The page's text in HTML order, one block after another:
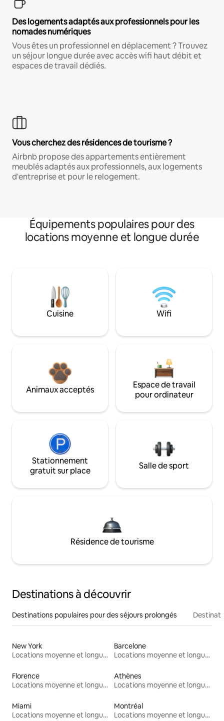
Des logements adaptés aux professionnels pour les
nomades numériques
Vous êtes un professionnel en déplacement ? Trouvez
un séjour longue durée avec accès wifi haut débit et
espaces de travail dédiés.
Vous cherchez des résidences de tourisme ?
Airbnb propose des appartements entièrement
meublés adaptés aux professionnels, aux logements
d'entreprise et pour le relogement.
Équipements populaires pour des
locations moyenne et longue durée
Cuisine Wifi
Animaux acceptés
Espace de travail
pour ordinateur
Stationnement
gratuit sur place
Salle de sport
Résidence de tourisme
Destinations à découvrir
Destinations populaires pour des séjours prolongés
New York
Locations moyenne et longue durée
Barcelone
Locations moyenne et longue durée
Florence
Locations moyenne et longue durée
Athènes
Locations moyenne et longue durée
Miami
Locations moyenne et longue durée
Montréal
Locations moyenne et longue durée